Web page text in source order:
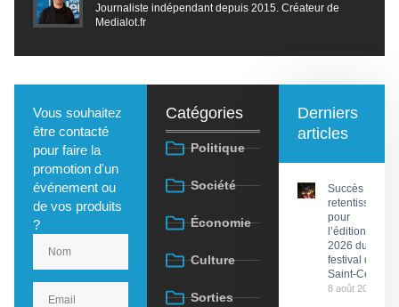
Journaliste indépendant depuis 2015. Créateur de
Medialot.fr
Vous souhaitez
être contacté
pour faire la
promotion d'un
événement ou
de vos produits
?
Catégories
Politique
Société
Économie
Culture
Sorties
Derniers
articles
Succès
retentissant
pour
l’édition
2026 du
festival de
Saint-Céré
8 août 2026